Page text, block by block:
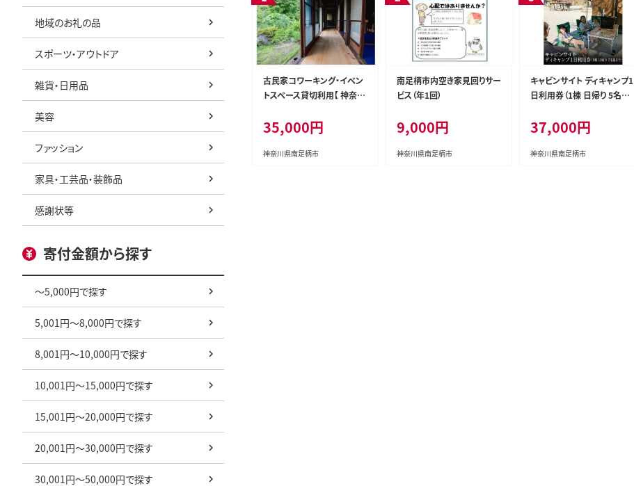
地域のお礼の品
スポーツ・アウトドア
雑貨・日用品
美容
ファッション
家具・工芸品・装飾品
感謝状等
寄付金額から探す
～5,000円で探す
5,001円～8,000円で探す
8,001円～10,000円で探す
10,001円～15,000円で探す
15,001円～20,000円で探す
20,001円～30,000円で探す
30,001円～50,000円で探す
古民家コワーキング・イベン
トスペース貸切利用【 神奈川
35,000円
神奈川県南足柄市
南足柄市内空き家見回りサー
ビス（年1回）
9,000円
神奈川県南足柄市
キャビンサイト ディキャンプ1
日利用券（1棟 日帰り 5名様
37,000円
神奈川県南足柄市